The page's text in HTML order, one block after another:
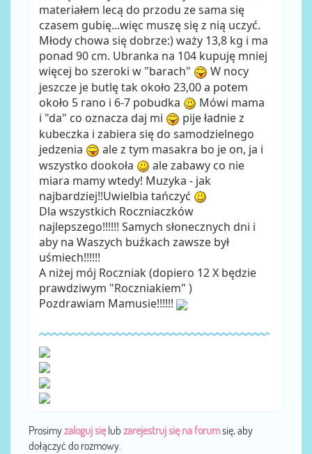
materiałem lecą do przodu ze sama się
czasem gubię...więc muszę się z nią uczyć.
Młody chowa się dobrze:) waży 13,8 kg i ma
ponad 90 cm. Ubranka na 104 kupuję mniej
więcej bo szeroki w "barach"
W nocy
jeszcze je butlę tak około 23,00 a potem
około 5 rano i 6-7 pobudka
Mówi mama
i "da" co oznacza daj mi
pije ładnie z
kubeczka i zabiera się do samodzielnego
jedzenia
ale z tym masakra bo je on, ja i
wszystko dookoła
ale zabawy co nie
miara mamy wtedy! Muzyka - jak
najbardziej!!Uwielbia tańczyć
Dla wszystkich Roczniaczków
najlepszego!!!!!! Samych słonecznych dni i
aby na Waszych buźkach zawsze był
uśmiech!!!!!!
A niżej mój Roczniak (dopiero 12 X będzie
prawdziwym "Roczniakiem" )
Pozdrawiam Mamusie!!!!!!
Prosimyzaloguj sięlub zarejestruj się na forumsię, aby
dołączyć do rozmowy.